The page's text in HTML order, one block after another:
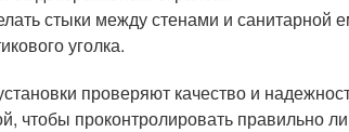
стыки между стенами и санитарной
уголка.
проверяют качество и
чтобы проконтролировать правильно